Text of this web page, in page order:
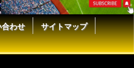
わせ
サイトマップ